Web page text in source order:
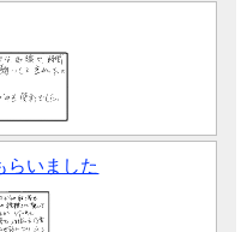
らいました